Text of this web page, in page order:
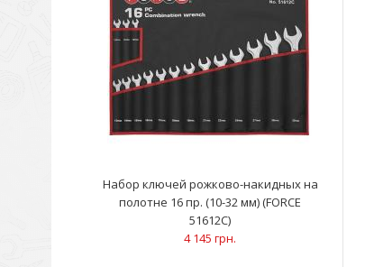
Набор ключей рожково-накидных на
полотне 16 пр. (10-32 мм) (FORCE
51612C)
4 145 грн.